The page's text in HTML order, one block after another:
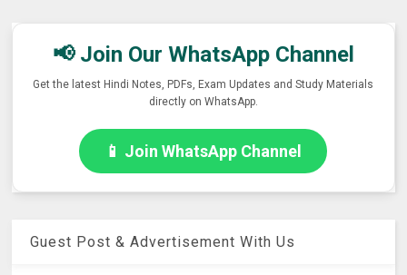
📢 Join Our WhatsApp Channel
Get the latest Hindi Notes, PDFs, Exam Updates and Study Materials
directly on WhatsApp.
📱 Join WhatsApp Channel
Guest Post & Advertisement With Us